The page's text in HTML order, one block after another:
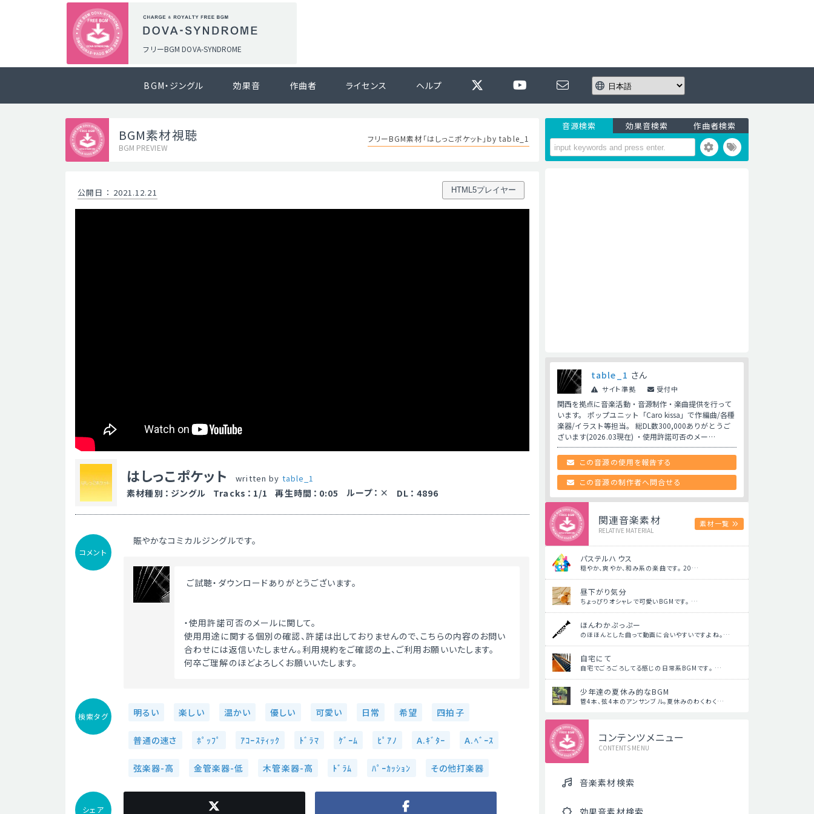
フリーBGM DOVA-SYNDROME
BGM・ジングル 効果音 作曲者 ライセンス ヘルプ
BGM素材視聴
BGM PREVIEW
フリーBGM素材「はしっこポケット」by table_1
公開日 ： 2021.12.21 HTML5プレイヤー
はしっこポケット written by table_1
素材種別 ： ジングル Tracks ： 1/1 再生時間 ： 0:05 ループ ： DL ： 4896
コメント
賑やかなコミカルジングルです。
ご試聴・ダウンロードありがとうございます。
・使用許諾可否のメールに関して。
使用用途に関する個別の確認、許諾は出しておりませんので、こちらの内容のお問い
合わせには返信いたしません。利用規約をご確認の上、ご利用お願いいたします。
何卒ご理解のほどよろしくお願いいたします。
検索タグ 明るい 楽しい 温かい 優しい 可愛い 日常 希望 四拍子
普通の速さ ﾎﾟｯﾌﾟ ｱｺｰｽﾃｨｯｸ ﾄﾞﾗﾏ ｹﾞｰﾑ ﾋﾟｱﾉ A.ｷﾞﾀｰ A.ﾍﾞｰｽ
弦楽器-高 金管楽器-低 木管楽器-高 ﾄﾞﾗﾑ ﾊﾟｰｶｯｼｮﾝ その他打楽器
シェア
音源検索 効果音検索 作曲者検索
table_1 さん
サイト準拠 受付中
関西を拠点に音楽活動・音源制作・楽曲提供を行って
います。 ポップユニット「Caro kissa」で作編曲/各種
楽器/イラスト等担当。 総DL数300,000ありがとうご
ざいます(2026.03現在) ・使用許諾可否のメー…
この音源の使用を報告する
この音源の制作者へ問合せる
関連音楽素材
RELATIVE MATERIAL
素材一覧
パステルハウス
穏やか、爽やか、和み系の楽曲です。 20…
昼下がり気分
ちょっぴりオシャレで可愛いBGMです。 …
ほんわかぷっぷー
のほほんとした曲って動画に合いやすいですよね。…
自宅にて
自宅でごろごろしてる感じの日常系BGMです。 …
少年達の夏休み的なBGM
管4本、弦4本のアンサンブル。夏休みのわくわく…
コンテンツメニュー
CONTENTS MENU
音楽素材検索
効果音素材検索